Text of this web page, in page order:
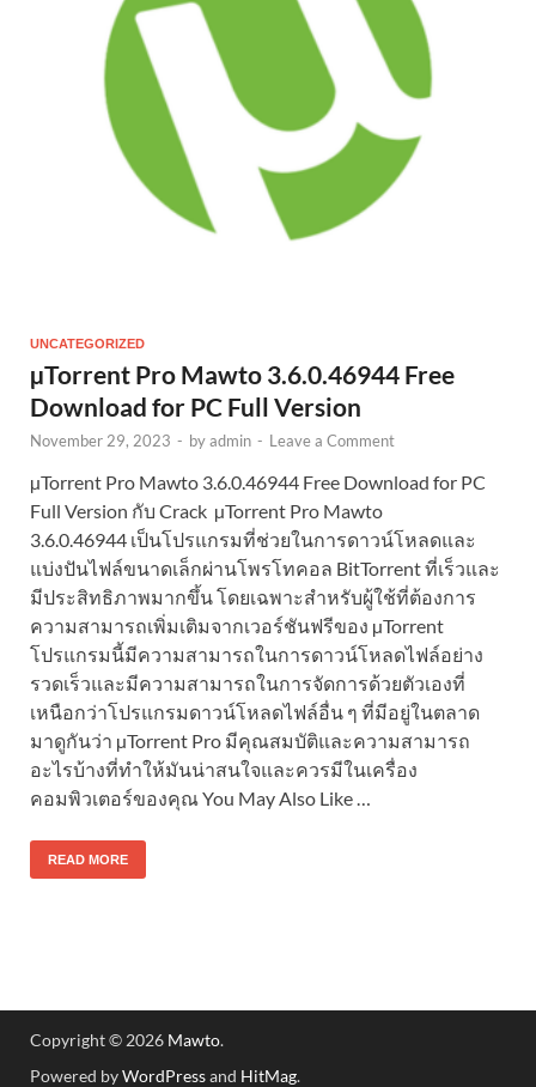
UNCATEGORIZED
µTorrent Pro Mawto 3.6.0.46944 Free
Download for PC Full Version
November 29, 2023 - byadmin - Leave a Comment
µTorrent Pro Mawto 3.6.0.46944 Free Download for PC
Full Version กับ Crack µTorrent Pro Mawto
3.6.0.46944 เป็นโปรแกรมที่ช่วยในการดาวน์โหลดและ
แบ่งปันไฟล์ขนาดเล็กผ่านโพรโทคอล BitTorrent ที่เร็วและ
มีประสิทธิภาพมากขึ้น โดยเฉพาะสำหรับผู้ใช้ที่ต้องการ
ความสามารถเพิ่มเติมจากเวอร์ชันฟรีของ µTorrent
โปรแกรมนี้มีความสามารถในการดาวน์โหลดไฟล์อย่าง
รวดเร็วและมีความสามารถในการจัดการด้วยตัวเองที่
เหนือกว่าโปรแกรมดาวน์โหลดไฟล์อื่น ๆ ที่มีอยู่ในตลาด
มาดูกันว่า µTorrent Pro มีคุณสมบัติและความสามารถ
อะไรบ้างที่ทำให้มันน่าสนใจและควรมีในเครื่อง
คอมพิวเตอร์ของคุณ You May Also Like …
READ MORE
Copyright © 2026 Mawto.
Powered byWordPressand HitMag.